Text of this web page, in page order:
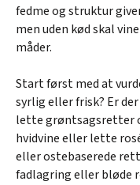
fedme og struktur
men uden kød skal
måder.
Start først med at
syrlig eller frisk? Er
lette grøntsagsretter
hvidvine eller lette
eller ostebaserede
fadlagring eller bløde